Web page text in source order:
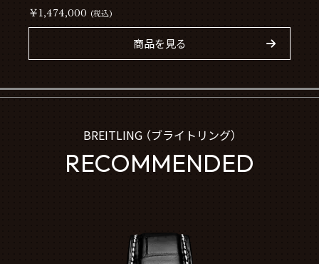
￥1,474,000 (税込)
商品を見る
BREITLING （ブライトリング）
RECOMMENDED